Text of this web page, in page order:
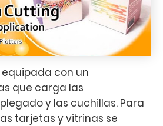
equipada con un
que carga las
y las cuchillas. Para
tarjetas y vitrinas se